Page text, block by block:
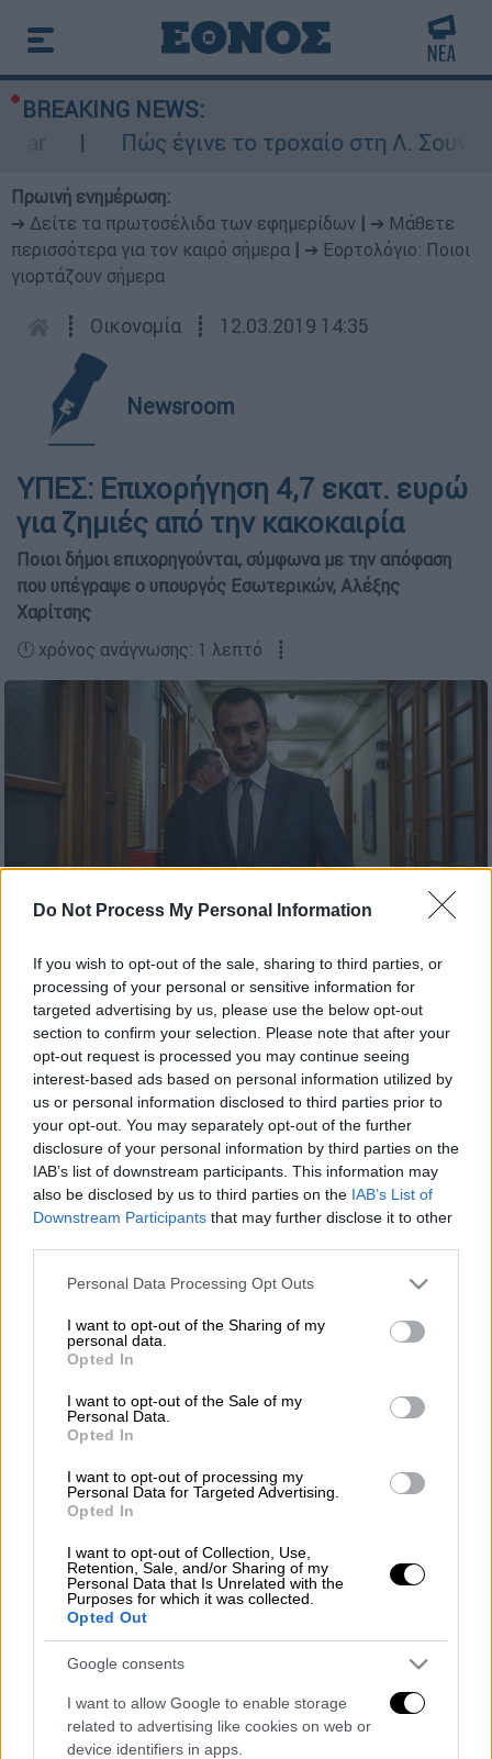
Do Not Process My Personal Information
If you wish to opt-out of the sale, sharing to third parties, or
processing of your personal or sensitive information for
targeted advertising by us, please use the below opt-out
section to confirm your selection. Please note that after your
opt-out request is processed you may continue seeing
interest-based ads based on personal information utilized by
us or personal information disclosed to third parties prior to
your opt-out. You may separately opt-out of the further
disclosure of your personal information by third parties on the
IAB’s list of downstream participants. This information may
also be disclosed by us to third parties on the IAB’s List of
Downstream Participants that may further disclose it to other
Please note that this website/app uses one or more Google
not limited to your visit or usage behaviour. You may click to
grant or deny consent to Google and its third-party tags to
use your data for below specified purposes in below Google
consent section.
Personal Data Processing Opt Outs
I want to opt-out of the Sharing of my
personal data.
Opted In
I want to opt-out of the Sale of my
Personal Data.
Opted In
I want to opt-out of processing my
Personal Data for Targeted Advertising.
Opted In
I want to opt-out of Collection, Use,
Retention, Sale, and/or Sharing of my
Personal Data that Is Unrelated with the
Purposes for which it was collected.
Opted Out
Google consents
I want to allow Google to enable storage
related to advertising like cookies on web or
device identifiers in apps.
BREAKING NEWS:
Πώς έγινε το τροχαίο στη Λ.
Πρωινή ενημέρωση:
➔ Δείτε τα πρωτοσέλιδα των εφημερίδων
➔ Μάθετε
περισσότερα για τον καιρό σήμερα
➔ Εορτολόγιο: Ποιοι
γιορτάζουν σήμερα
┋ Οικονομία ┋ 12.03.2019 14:35
Newsroom
ΥΠΕΣ: Επιχορήγηση 4,7 εκατ. ευρώ
για ζημιές από την κακοκαιρία
Ποιοι δήμοι επιχορηγούνται, σύμφωνα με την απόφαση
που υπέγραψε ο υπουργός Εσωτερικών, Αλέξης
Χαρίτσης
🕛 χρόνος ανάγνωσης: 1 λεπτό ┋
Αλέξης Χαρίτσης/Eurokinissi
Προσθέστε το ΕΘΝΟΣ στη Google
Έκτακτες οικονομικές ενισχύσεις σε δήμους
με συνολικό ύψος 4.720.000 ευρώ, έκανε
δεκτό το υπουργείο Εσωτερικών, για να
αντιμετωπιστούν οι ζημιές και οι
καταστροφές που προκλήθηκαν στις
υποδομές τους από την τελευταία
κακοκαιρία και για έργα υποδομών με σκοπό
Πιο συγκεκριμένα, για τα έργα
καιρικά φαινόμενα, εγκρίθηκαν
επιχορηγήσεις ύψους 3.235.000 ευρώ, στους
δήμους Αγίου Βασιλείου (350.000 ευρώ),
Αλμυρού (185.000 ευρώ), Αποκορώνου
(400.000 ευρώ), Αριστοτέλη (220.000 ευρώ),
Ρεθύμνης (500.000 ευρώ), Δίου Ολύμπου
(80.000 ευρώ), Πλατανιά (500.000 ευρώ),
Σφακίων (500.000 ευρώ) και Χανίων (500.000
ευρώ).
Ακόμη, εγκρίθηκαν επιχορηγήσεις ύψους
1.485.000 ευρώ για τη χρηματοδότηση των
αναγκαίων εργασιών με σκοπό την